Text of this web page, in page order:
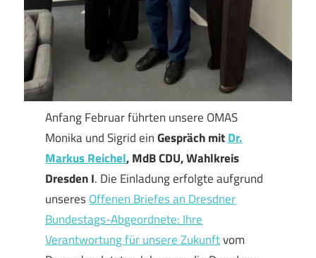
Anfang Februar führten unsere OMAS
Monika und Sigrid einGespräch mitDr.
Markus Reichel, MdB CDU, Wahlkreis
Dresden I. Die Einladung erfolgte aufgrund
unseresOffenen Briefes an Dresdner
Bundestags-Abgeordnete: Ihre
Verantwortung für unsere Zukunftvom